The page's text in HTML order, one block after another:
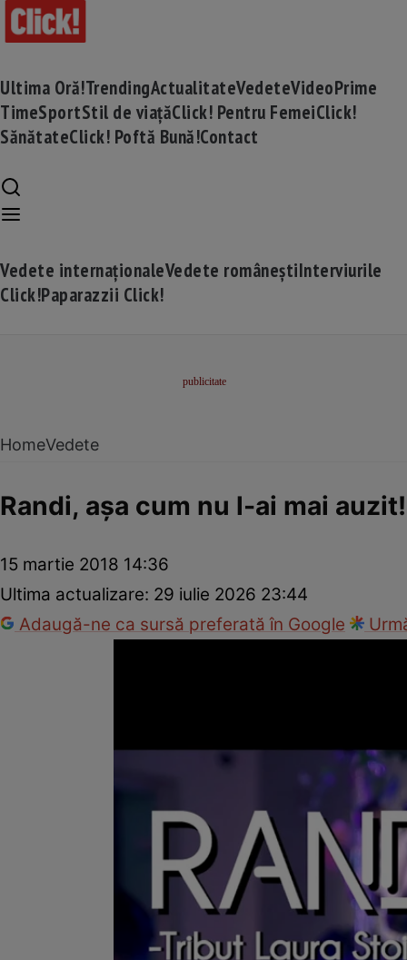
Ultima Oră!TrendingActualitateVedeteVideoPrime
TimeSportStil de viațăClick! Pentru FemeiClick!
SănătateClick! Poftă Bună!Contact
Vedete internaționaleVedete româneștiInterviurile
Click!Paparazzii Click!
HomeVedete
Randi, aşa cum nu l-ai mai auzit!
15 martie 2018 14:36
Ultima actualizare: 29 iulie 2026 23:44
Adaugă-ne ca sursă preferată în Google